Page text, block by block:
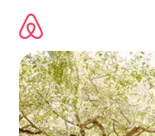
treści